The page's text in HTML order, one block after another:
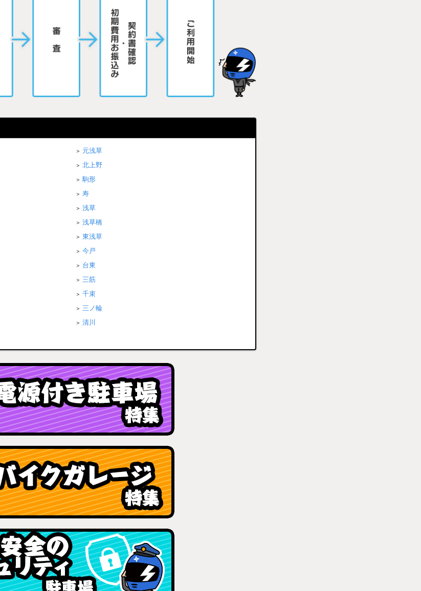
元浅草
北上野
駒形
寿
浅草
浅草橋
東浅草
今戸
台東
三筋
千束
三ノ輪
清川